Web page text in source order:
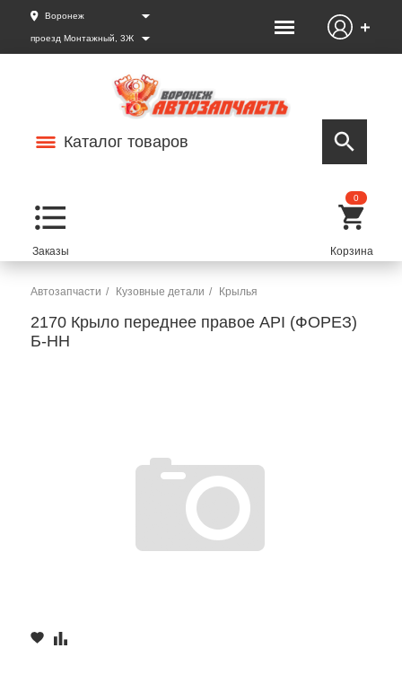
Воронеж
проезд Монтажный, 3Ж
Каталог товаров
0
Автозапчасти Кузовные детали Крылья
2170 Крыло переднее правое API (ФОРЕЗ)
Б-НН